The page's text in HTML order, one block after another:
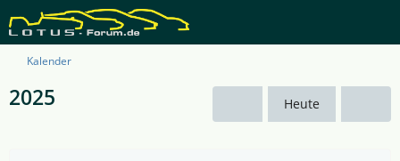
Kalender
2025 Heute